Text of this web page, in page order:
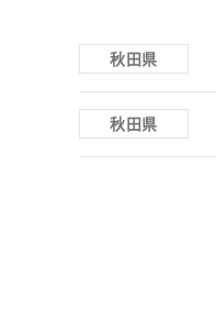
秋田県
秋田県